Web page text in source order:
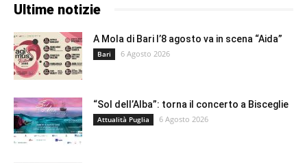
Ultime notizie
A Mola di Bari l’8 agosto va in scena “Aida”
Bari 6 Agosto 2026
“Sol dell’Alba”: torna il concerto a Bisceglie
Attualità Puglia 6 Agosto 2026